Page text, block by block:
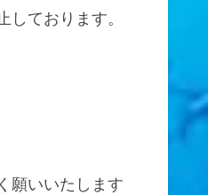
しております。
願いいたします